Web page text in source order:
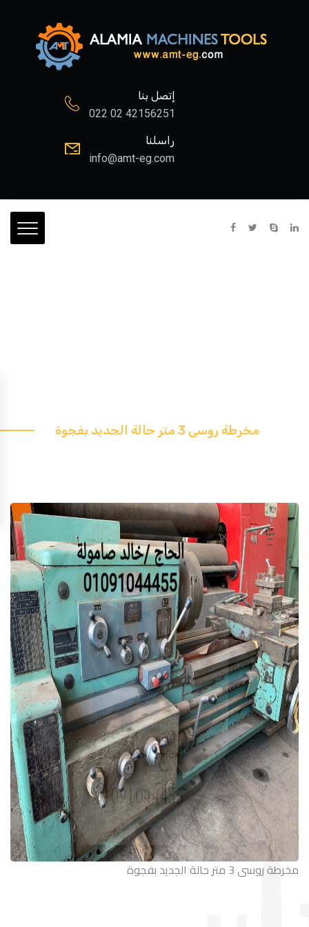
إتصل بنا
022 02 42156251
راسلنا
info@amt-eg.com
مخرطة روسى 3 متر حالة الجديد بفجوة
مخرطة روسى 3 متر حالة الجديد بفجوة